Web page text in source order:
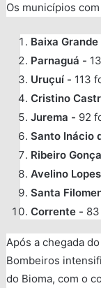
Os municípios
Baixa
Parnaguá -
Uruçuí - 113
Cristino
Jurema - 92
Santo Inácio
Ribeiro
Avelino
Santa
Corrente -
Após a chegada
Bombeiros
do Bioma, com o